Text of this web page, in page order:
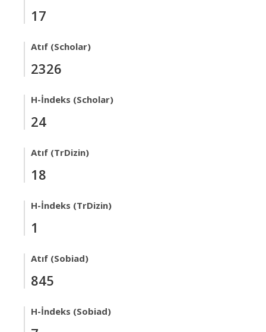
17
Atıf (Scholar)
2326
H-İndeks (Scholar)
24
Atıf (TrDizin)
18
H-İndeks (TrDizin)
1
Atıf (Sobiad)
845
H-İndeks (Sobiad)